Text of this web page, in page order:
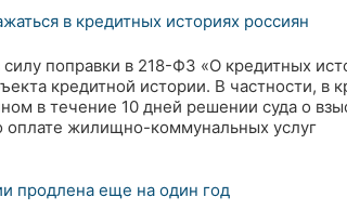
в кредитных историях россиян
силу поправки в 218-ФЗ «О кредитных
кредитной истории. В частности, в
в течение 10 дней решении суда о
оплате жилищно-коммунальных услуг
продлена еще на один год